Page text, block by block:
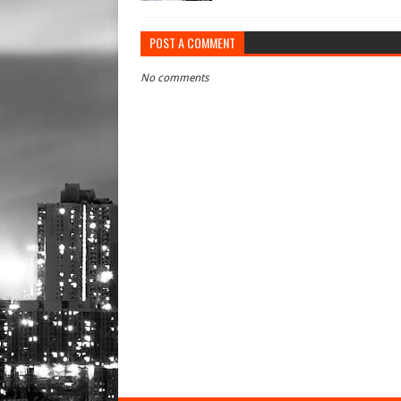
POST A COMMENT
No comments